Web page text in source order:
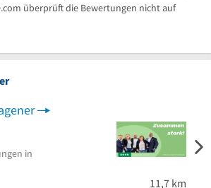
überprüft die Bewertungen nicht auf
in
11,7 km